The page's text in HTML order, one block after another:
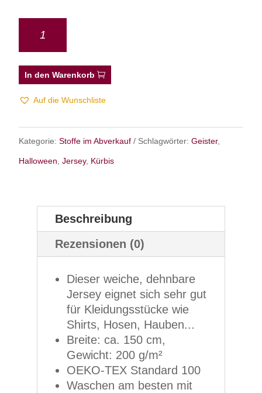
In den Warenkorb
Auf die Wunschliste
Kategorie:Stoffe im Abverkauf Schlagwörter:Geister,
Halloween ,Jersey, Kürbis
Beschreibung
Rezensionen (0)
Dieser weiche, dehnbare
Jersey eignet sich sehr gut
für Kleidungsstücke wie
Shirts, Hosen, Hauben...
Breite: ca. 150 cm,
Gewicht: 200 g/m²
OEKO-TEX Standard 100
Waschen am besten mit